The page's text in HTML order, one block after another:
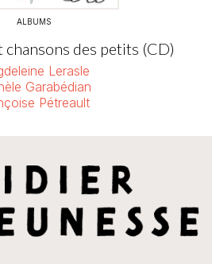
ALBUMS
des petits (CD)
Lerasle
Garabédian
Pétreault